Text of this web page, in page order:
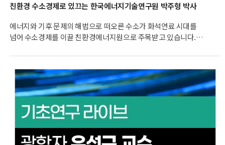
친환경 수소경제로 있끄는 한국에너지기술연구원 박주형 박사
에너지와 기후 문제의 해법으로 떠오른 수소가 화석연료 시대를
넘어 수소경제를 이끌 친환경에너지원으로 주목받고 있습니다.
되려면 풀어야 할 숙제가 많은데요. 한국에너지기술연구원 박주형
박사는 지속가능한 원료인 바이오매스를 이용해 고농도/고수율의
포름산 제조 기술을 개발해 저장성을 높이고 친환경 생산 방법을
동시에 개선한다는 포부를 밝혔습니다.